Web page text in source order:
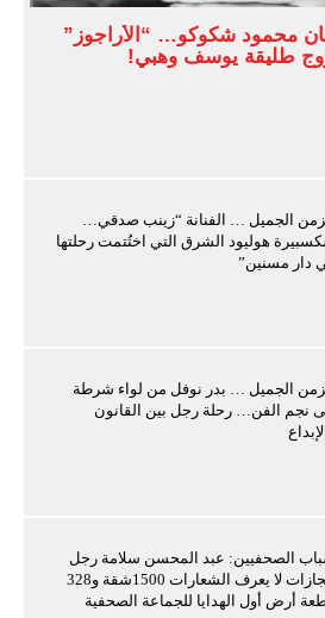
محمود شكوكو… “الأراجوز”
طليقة يوسف وهبي!
الجميل … الفنانة “زينب صدقي…
هوليود الشرق التي اختُتمت رحلتها
دار مسنين”
الجميل … بدر نوفل من لواء شرطة
نجم الفن… رحلة رجل بين القانون
الصحفيين: عبد المحسن سلامة رجل
إنجازات لا يعرف الشعارات 1500شقة و328
أرض أول الهدايا للجماعة الصحفية